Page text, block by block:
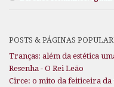
POSTS & PÁGINAS
Tranças: além da estética
Resenha - O Rei Leão
Circe: o mito da feiticeira